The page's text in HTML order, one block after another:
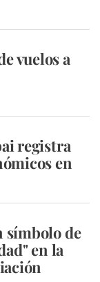
vuelos a
registra
en
símbolo de
en la